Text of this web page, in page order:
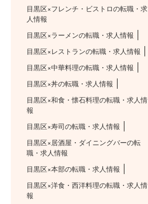
目黒区×フレンチ・ビストロの転職・求
人情報
目黒区×ラーメンの転職・求人情報
目黒区×レストランの転職・求人情報
目黒区×中華料理の転職・求人情報
目黒区×丼の転職・求人情報
目黒区×和食・懐石料理の転職・求人情
報
目黒区×寿司の転職・求人情報
目黒区×居酒屋・ダイニングバーの転
職・求人情報
目黒区×本部の転職・求人情報
目黒区×洋食・西洋料理の転職・求人情
報